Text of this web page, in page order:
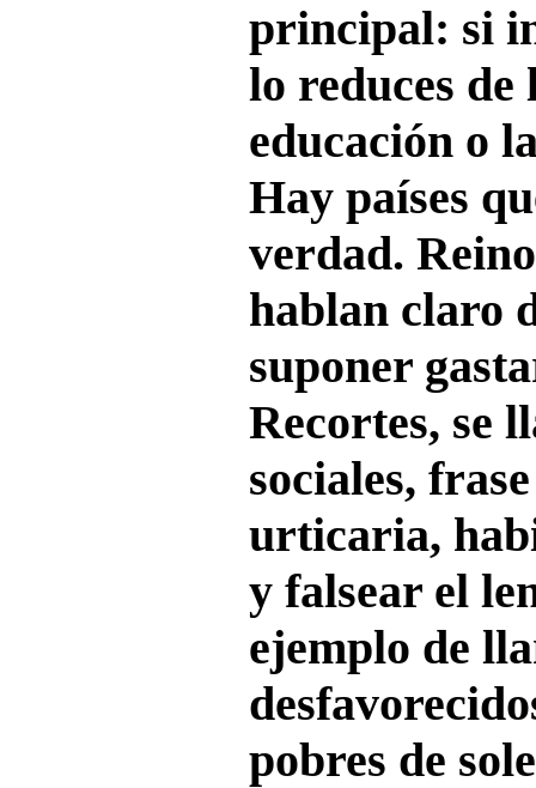
principal: si
lo reduces de
educación o
Hay países
verdad.
hablan claro
suponer
Recortes, se
sociales,
urticaria,
y falsear el
ejemplo de
pobres de